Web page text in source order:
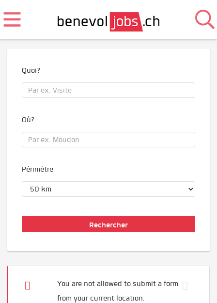
Quoi?
Où?
Périmètre
You are not allowed to submit a form
from your current location.